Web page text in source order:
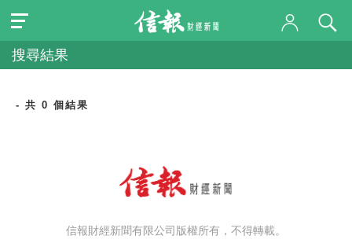
搜尋結果
- 共 0 個結果
信報財經新聞有限公司版權所有，不得轉載。